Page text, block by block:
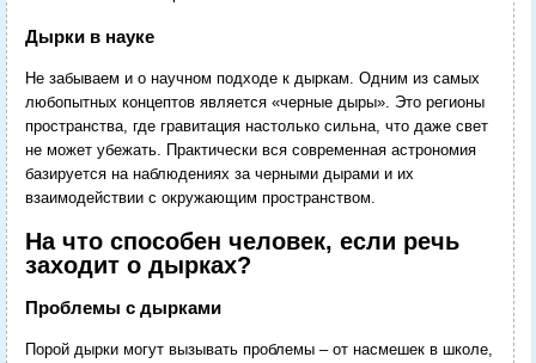
Дырки в науке
Не забываем и о научном подходе к дыркам. Одним из самых
любопытных концептов является «черные дыры». Это регионы
пространства, где гравитация настолько сильна, что даже свет
не может убежать. Практически вся современная астрономия
базируется на наблюдениях за черными дырами и их
взаимодействии с окружающим пространством.
На что способен человек, если речь
заходит о дырках?
Проблемы с дырками
Порой дырки могут вызывать проблемы – от насмешек в школе,